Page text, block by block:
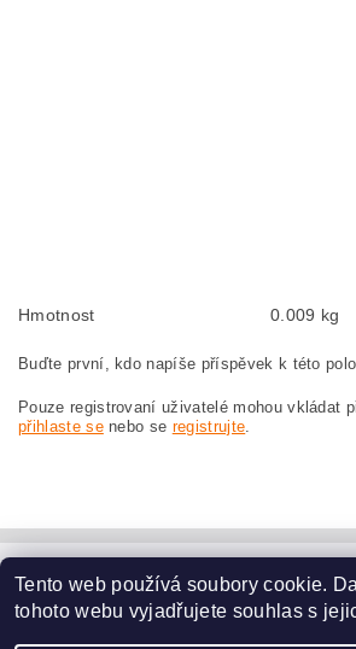
Hmotnost 0.009 kg
Buďte první, kdo napíše příspěvek k této
Pouze registrovaní uživatelé mohou vkládat
přihlaste senebo se registrujte.
www.dodilny.cz
Tento web používá soubory cookie.
tohoto webu vyjadřujete souhlas s